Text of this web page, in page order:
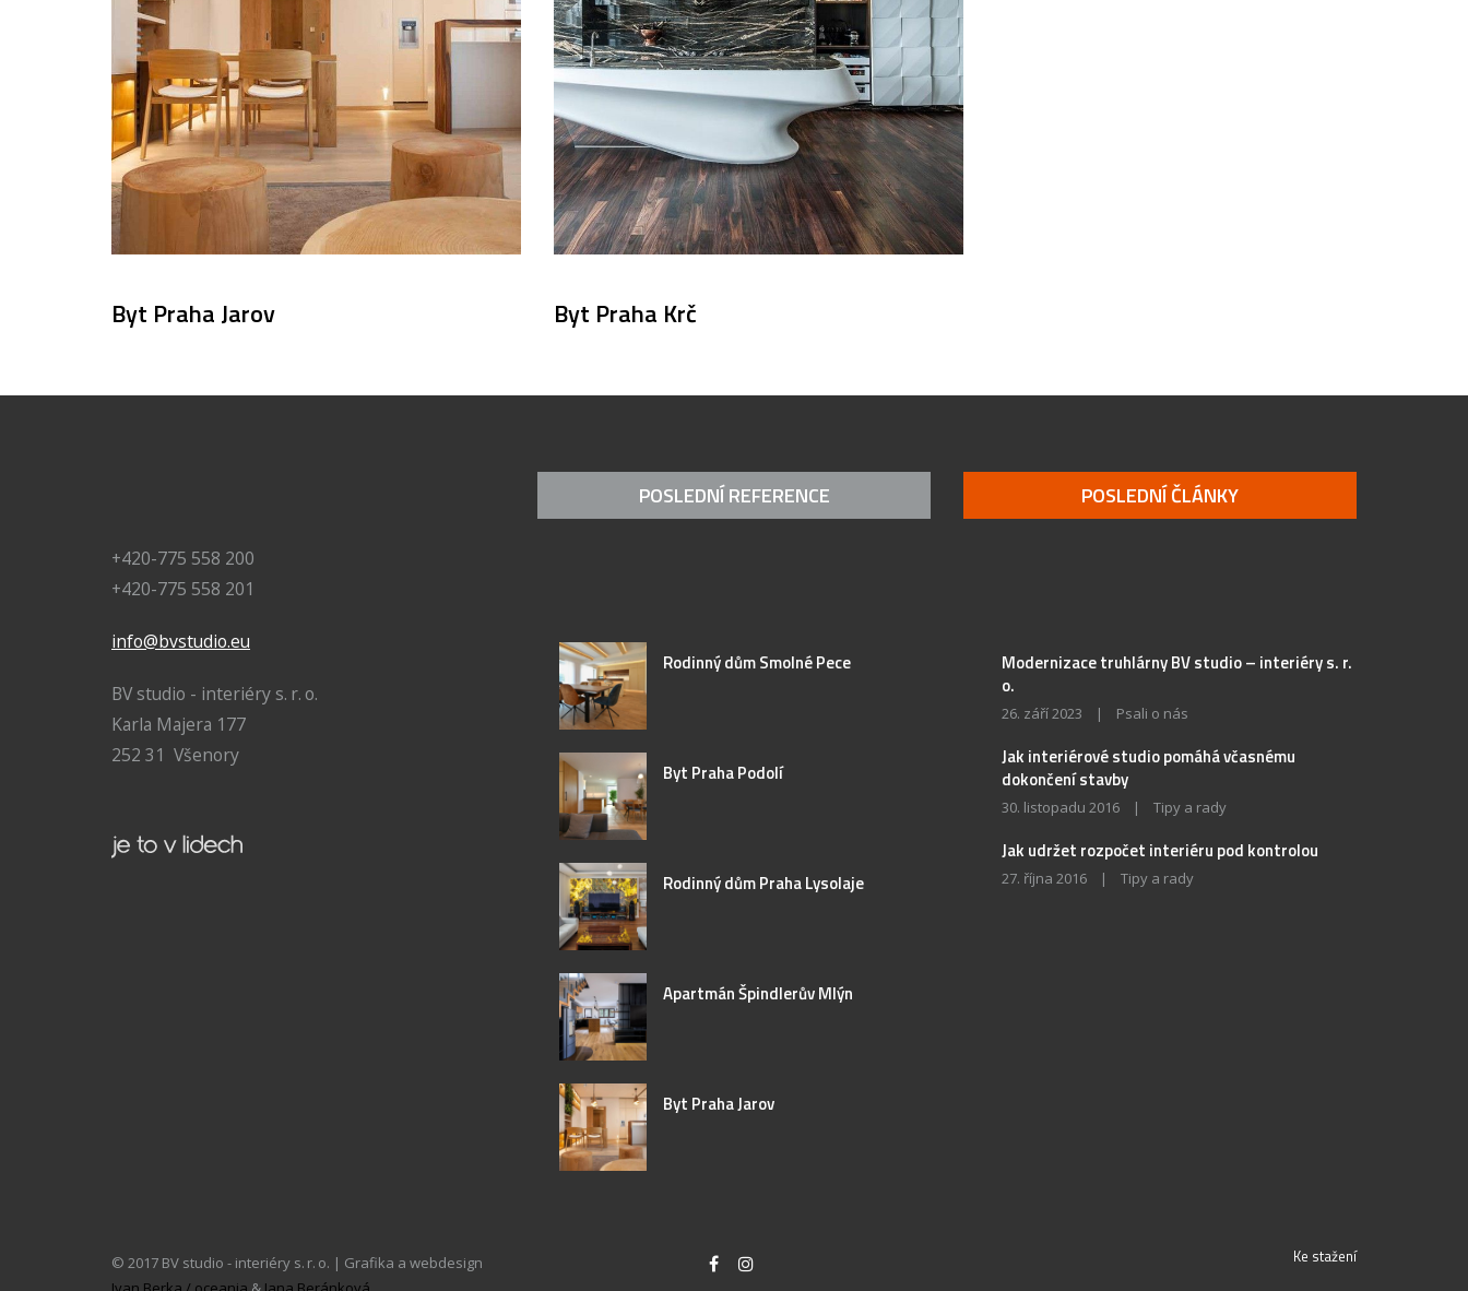
Byt Praha Jarov Byt Praha Krč
+420-775 558 200
+420-775 558 201
info@bvstudio.eu
BV studio - interiéry s. r. o.
Karla Majera 177
252 31 Všenory
POSLEDNÍ REFERENCE
Rodinný dům Smolné Pece
Byt Praha Podolí
Rodinný dům Praha Lysolaje
Apartmán Špindlerův Mlýn
Byt Praha Jarov
POSLEDNÍ ČLÁNKY
Modernizace truhlárny BV studio – interiéry s. r.
o.
26. září 2023 | Psali o nás
Jak interiérové studio pomáhá včasnému
dokončení stavby
30. listopadu 2016 | Tipy a rady
Jak udržet rozpočet interiéru pod kontrolou
27. října 2016 | Tipy a rady
© 2017 BV studio - interiéry s. r. o. | Grafika a webdesign
Ke stažení